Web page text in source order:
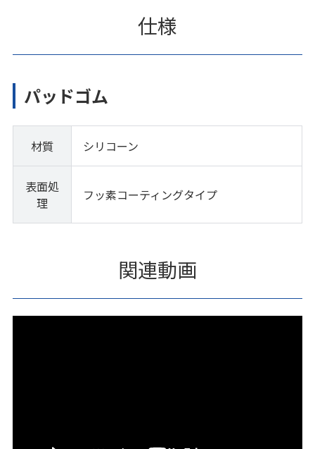
仕様
パッドゴム
材質 シリコーン
表面処
理
フッ素コーティングタイプ
関連動画